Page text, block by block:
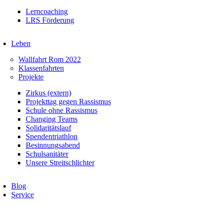
Lerncoaching
LRS Förderung
Leben
Wallfahrt Rom 2022
Klassenfahrten
Projekte
Zirkus (extern)
Projekttag gegen Rassismus
Schule ohne Rassismus
Changing Teams
Solidaritätslauf
Spendentriathlon
Besinnungsabend
Schulsanitäter
Unsere Streitschlichter
Blog
Service